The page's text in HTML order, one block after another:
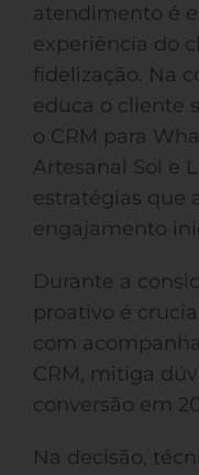
atendimento é
experiência do
fidelização. Na
educa o cliente
o CRM para
Artesanal Sol e
estratégias que
engajamento
Durante a
proativo é
com
CRM, mitiga
conversão em
Na decisão,